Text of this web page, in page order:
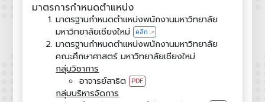
มาตรการกำหนดตำแหน่ง
มาตรฐานกำหนดตำแหน่งพนักงานมหาวิทยาลัย
มหาวิทยาลัยเชียงใหม่ คลิก↑
มาตรฐานกำหนดตำแหน่งพนักงานมหาวิทยาลัย
คณะศึกษาศาสตร์ มหาวิทยาลัยเชียงใหม่
กลุ่มวิชาการ
อาจารย์สาธิต PDF
กลุ่มบริหารจัดการ